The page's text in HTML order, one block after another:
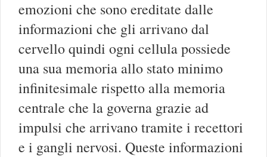
emozioni che sono ereditate dalle
informazioni che gli arrivano dal
cervello quindi ogni cellula possiede
una sua memoria allo stato minimo
infinitesimale rispetto alla memoria
centrale che la governa grazie ad
impulsi che arrivano tramite i recettori
e i gangli nervosi. Queste informazioni